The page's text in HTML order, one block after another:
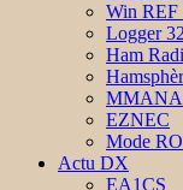
Win
Logger 32
Ham
MMANA
EZNEC
Mode
Actu DX
EA1CS